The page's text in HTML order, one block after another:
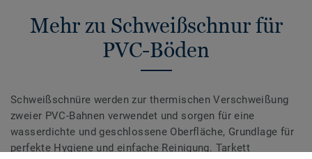
Mehr zu Schweißschnur für
PVC-Böden
Schweißschnüre werden zur thermischen Verschweißung
zweier PVC-Bahnen verwendet und sorgen für eine
wasserdichte und geschlossene Oberfläche, Grundlage für
perfekte Hygiene und einfache Reinigung. Tarkett